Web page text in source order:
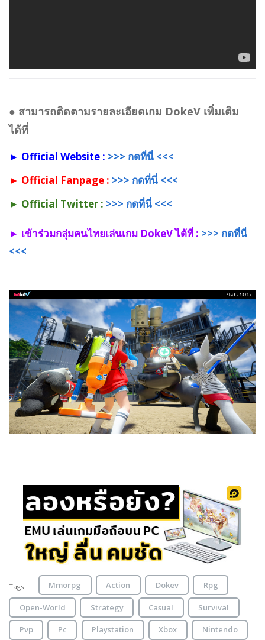
● สามารถติดตามรายละเอียดเกม DokeV เพิ่มเติม
ได้ที่
► Official Website : >>> กดที่นี่ <<<
► Official Fanpage : >>> กดที่นี่ <<<
► Official Twitter : >>> กดที่นี่ <<<
► เข้าร่วมกลุ่มคนไทยเล่นเกม DokeV ได้ที่ : >>> กดที่นี่
<<<
Tags : Mmorpg Action Dokev Rpg
Open-World Strategy Casual Survival
Pvp Pc Playstation Xbox Nintendo